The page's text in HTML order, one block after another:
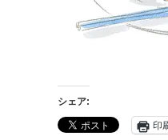
シェア:
印